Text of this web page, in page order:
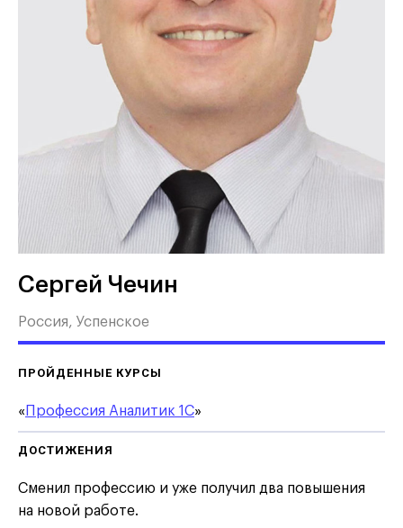
Сергей Чечин
Россия, Успенское
ПРОЙДЕННЫЕ КУРСЫ
« Профессия Аналитик 1С»
ДОСТИЖЕНИЯ
Сменил профессию и уже получил два повышения
на новой работе.